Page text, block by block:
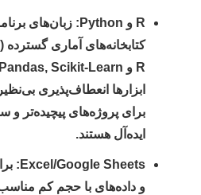
R و Python:
زبان‌های
ابزارها انعطاف‌پذیری
برای پروژه‌های پیچیده‌تر و
ایده‌آل هستند.
Excel/Google Sheets:
و داده‌های با حجم کم مناسب